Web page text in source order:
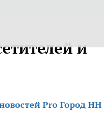
и
Pro Город НН